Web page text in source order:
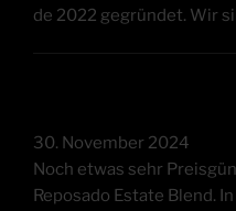
de 2022 gegrün­det. Wir
30. Novem­ber 2024
Noch etwas sehr
Repo­sa­do Estate Blend.